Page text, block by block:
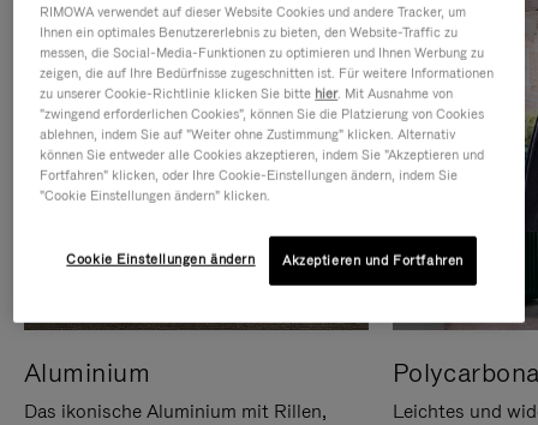
Aluminium
Das ikonische Aluminium mit Rillen,
Leichtes und
RIMOWA verwendet auf dieser Website Cookies und andere Tracker, um
Ihnen ein optimales Benutzererlebnis zu bieten, den Website-Traffic zu
messen, die Social-Media-Funktionen zu optimieren und Ihnen Werbung zu
zeigen, die auf Ihre Bedürfnisse zugeschnitten ist. Für weitere Informationen
zu unserer Cookie-Richtlinie klicken Sie bitte hier. Mit Ausnahme von
"zwingend erforderlichen Cookies", können Sie die Platzierung von Cookies
ablehnen, indem Sie auf "Weiter ohne Zustimmung" klicken. Alternativ
können Sie entweder alle Cookies akzeptieren, indem Sie "Akzeptieren und
Fortfahren" klicken, oder Ihre Cookie-Einstellungen ändern, indem Sie
"Cookie Einstellungen ändern" klicken.
Cookie Einstellungen ändern Akzeptieren und Fortfahren